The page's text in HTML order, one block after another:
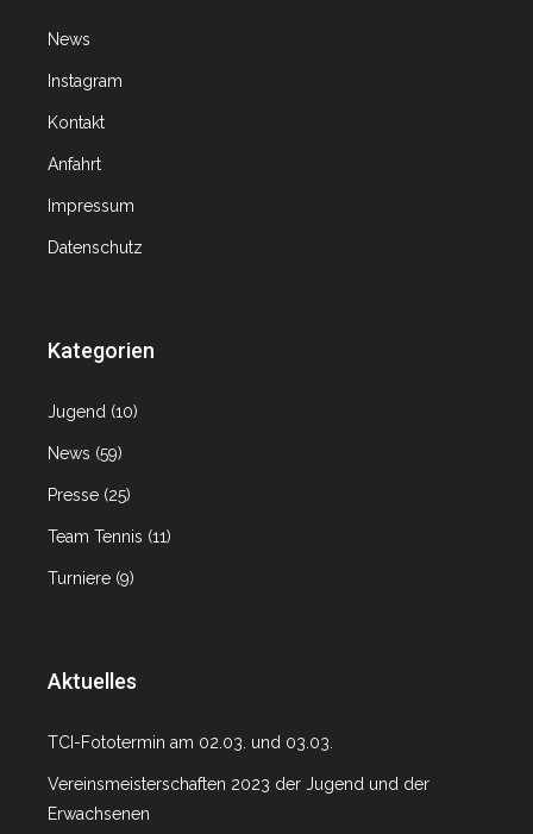
News
Instagram
Kontakt
Anfahrt
Impressum
Datenschutz
Kategorien
Jugend (10)
News (59)
Presse (25)
Team Tennis (11)
Turniere (9)
Aktuelles
TCI-Fototermin am 02.03. und 03.03.
Vereinsmeisterschaften 2023 der Jugend und der
Erwachsenen